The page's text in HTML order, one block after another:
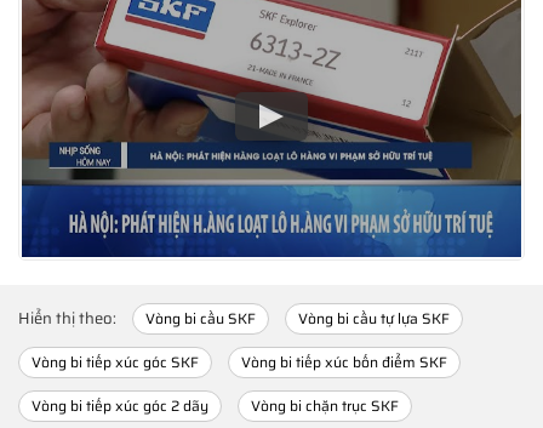
Hiển thị theo: Vòng bi cầu SKF
Vòng bi cầu tự lựa SKF
Vòng bi tiếp xúc góc SKF
Vòng bi tiếp xúc bốn điểm SKF
Vòng bi tiếp xúc góc 2 dãy
Vòng bi chặn trục SKF